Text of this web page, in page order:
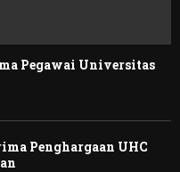
Pegawai Universitas
Penghargaan UHC